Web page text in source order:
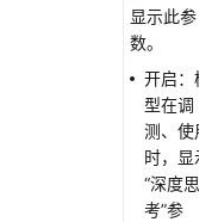
显示此参
数。
开启：模
型在调
测、使用
时，显示
“深度思
考”参